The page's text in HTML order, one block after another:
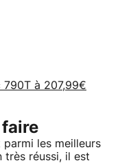
790T à 207,99€
faire
les meilleurs
très réussi, il est